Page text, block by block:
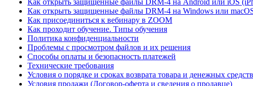
Как открыть защищенные файлы DRM-4 на Android или iOS
Как открыть защищенные файлы DRM-4 на Windows или
Как присоединиться к вебинару в ZOOM
Как проходит обучение. Типы обучения
Политика конфиденциальности
Проблемы с просмотром файлов и их решения
Способы оплаты и безопасность платежей
Технические требования
Условия о порядке и сроках возврата товара и денежных средств
Условия продажи (Договор-оферта и сведения о продавце)